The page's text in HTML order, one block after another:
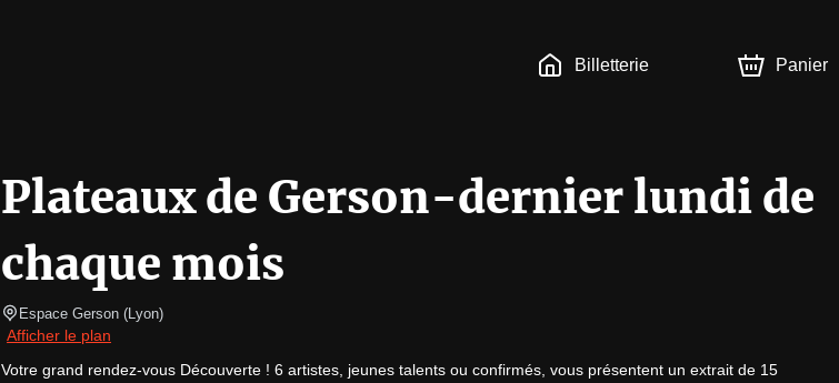
Billetterie Panier
Plateaux de Gerson-dernier lundi de
chaque mois
Espace Gerson (Lyon)
Afficher le plan
Votre grand rendez-vous Découverte ! 6 artistes, jeunes talents ou confirmés, vous présentent un extrait de 15